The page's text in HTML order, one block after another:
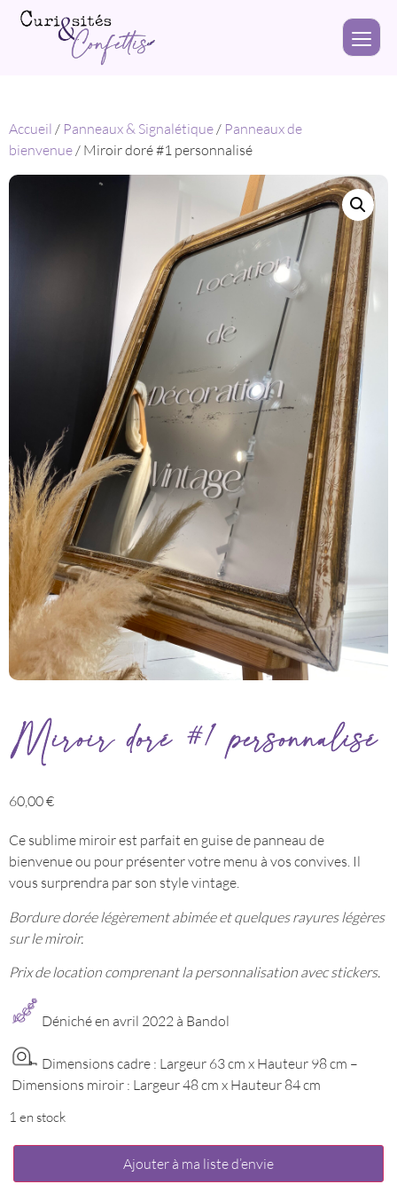
Accueil / Panneaux & Signalétique / Panneaux de
bienvenue / Miroir doré #1 personnalisé
Miroir doré #1 personnalisé
60,00€
Ce sublime miroir est parfait en guise de panneau de
bienvenue ou pour présenter votre menu à vos convives. Il
vous surprendra par son style vintage.
Bordure dorée légèrement abimée et quelques rayures légères
sur le miroir.
Prix de location comprenant la personnalisation avec stickers.
Déniché en avril 2022 à Bandol
Dimensions cadre : Largeur 63 cm x Hauteur 98 cm –
Dimensions miroir : Largeur 48 cm x Hauteur 84 cm
1 en stock
quantité
Miroir
Ajouter à ma liste d’envie